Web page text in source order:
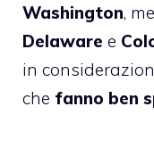
Washington,
Delaware e
in
che fanno ben